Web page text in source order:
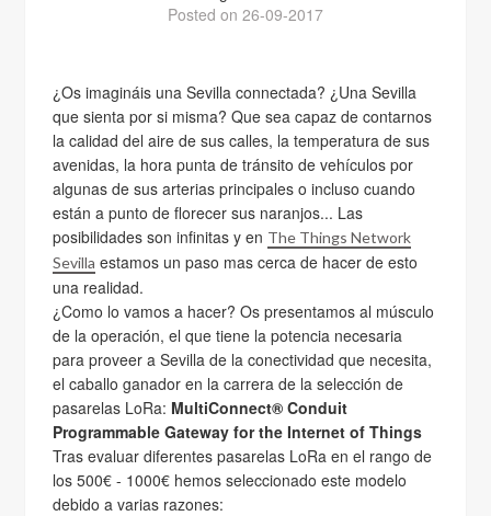
Posted on 26-09-2017
¿Os imagináis una Sevilla connectada? ¿Una Sevilla
que sienta por si misma? Que sea capaz de contarnos
la calidad del aire de sus calles, la temperatura de sus
avenidas, la hora punta de tránsito de vehículos por
algunas de sus arterias principales o incluso cuando
están a punto de florecer sus naranjos... Las
posibilidades son infinitas y en The Things Network
Sevilla estamos un paso mas cerca de hacer de esto
una realidad.
¿Como lo vamos a hacer? Os presentamos al músculo
de la operación, el que tiene la potencia necesaria
para proveer a Sevilla de la conectividad que necesita,
el caballo ganador en la carrera de la selección de
pasarelas LoRa: MultiConnect® Conduit
Programmable Gateway for the Internet of Things
Tras evaluar diferentes pasarelas LoRa en el rango de
los 500€ - 1000€ hemos seleccionado este modelo
debido a varias razones: